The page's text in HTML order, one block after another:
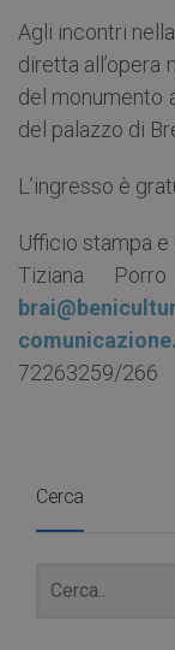
Agli incontri
diretta all’opera
del monumento
del palazzo di
L’ingresso è
Ufficio stampa e
Tiziana
72263259/266
Cerca